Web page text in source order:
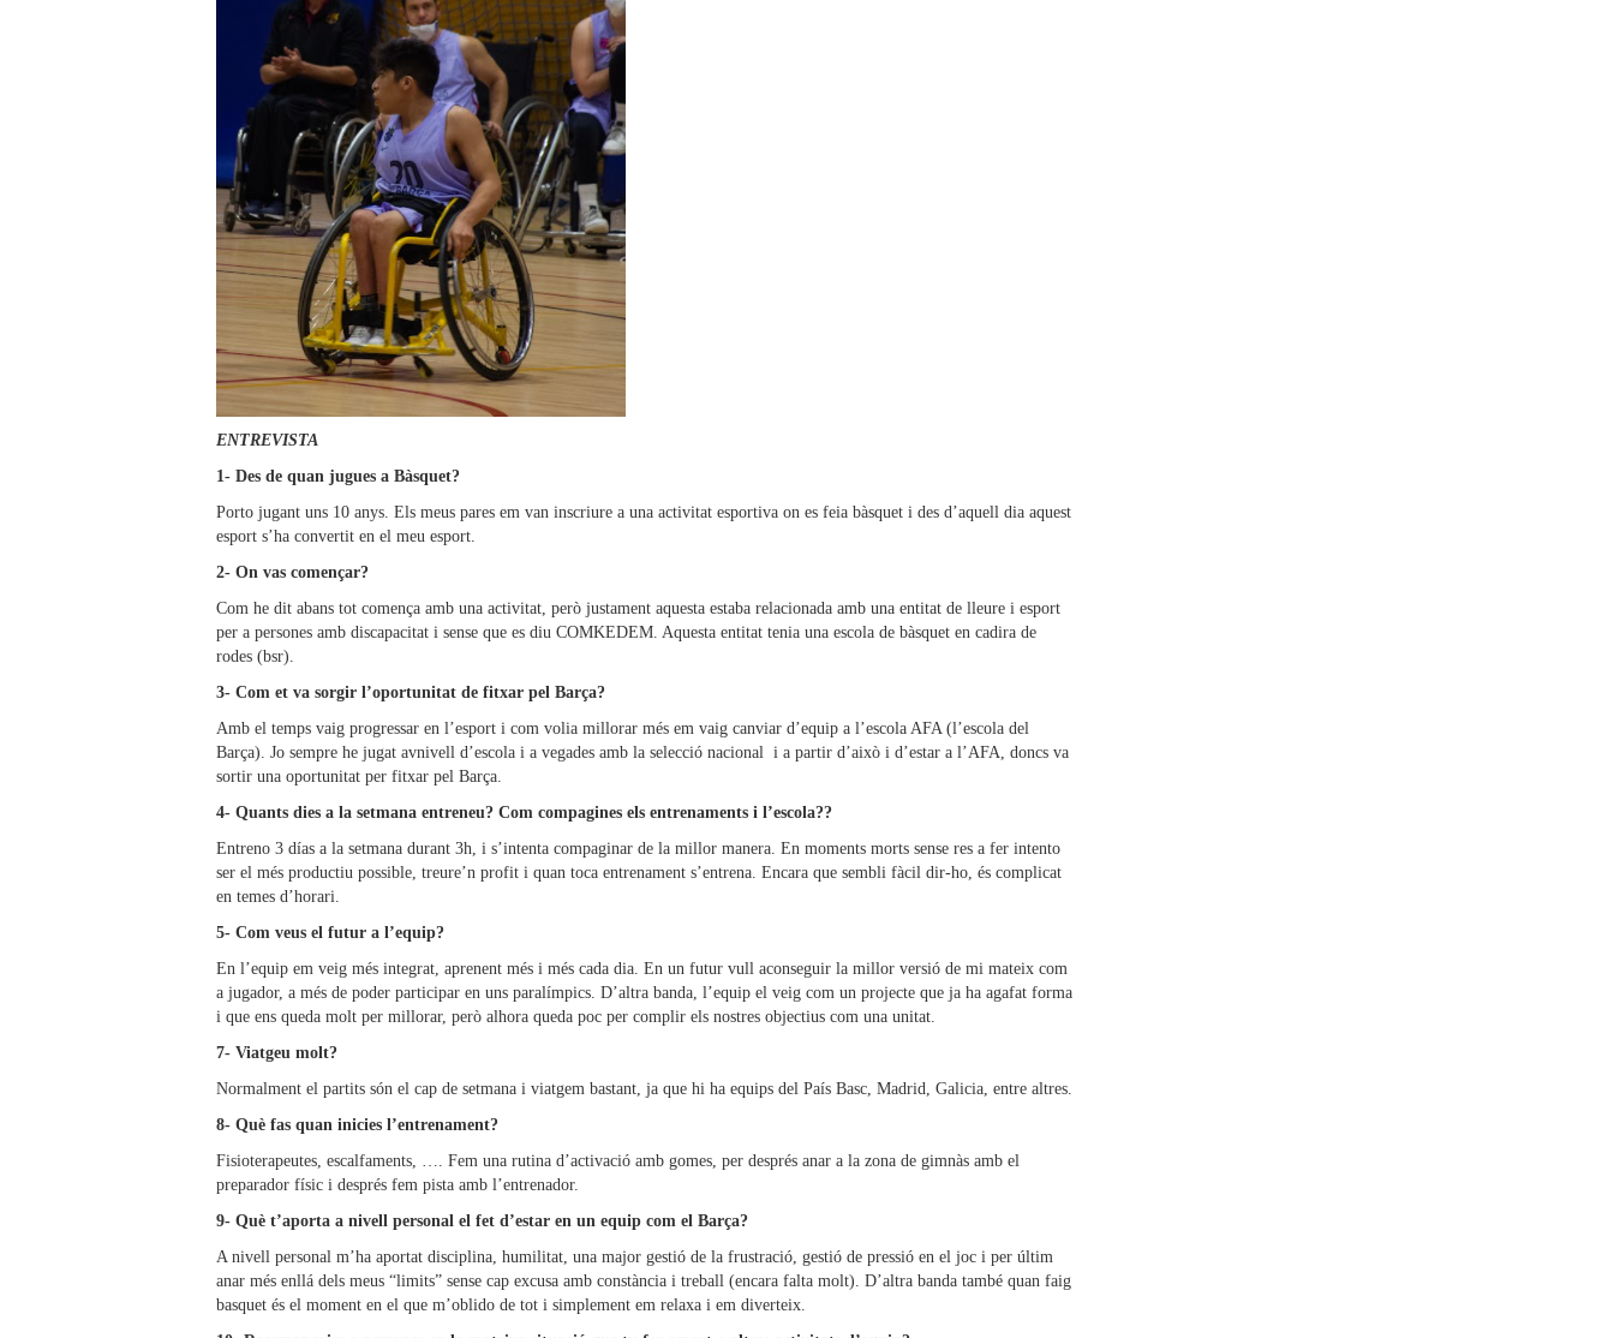
ENTREVISTA
1- Des de quan jugues a Bàsquet?
Porto jugant uns 10 anys. Els meus pares em van inscriure a una activitat esportiva on es feia bàsquet i des d’aquell dia aquest
esport s’ha convertit en el meu esport.
2- On vas començar?
Com he dit abans tot comença amb una activitat, però justament aquesta estaba relacionada amb una entitat de lleure i esport
per a persones amb discapacitat i sense que es diu COMKEDEM. Aquesta entitat tenia una escola de bàsquet en cadira de
rodes (bsr).
3- Com et va sorgir l’oportunitat de fitxar pel Barça?
Amb el temps vaig progressar en l’esport i com volia millorar més em vaig canviar d’equip a l’escola AFA (l’escola del
Barça). Jo sempre he jugat avnivell d’escola i a vegades amb la selecció nacional i a partir d’això i d’estar a l’AFA, doncs va
sortir una oportunitat per fitxar pel Barça.
4- Quants dies a la setmana entreneu? Com compagines els entrenaments i l’escola??
Entreno 3 días a la setmana durant 3h, i s’intenta compaginar de la millor manera. En moments morts sense res a fer intento
ser el més productiu possible, treure’n profit i quan toca entrenament s’entrena. Encara que sembli fàcil dir-ho, és complicat
en temes d’horari.
5- Com veus el futur a l’equip?
En l’equip em veig més integrat, aprenent més i més cada dia. En un futur vull aconseguir la millor versió de mi mateix com
a jugador, a més de poder participar en uns paralímpics. D’altra banda, l’equip el veig com un projecte que ja ha agafat forma
i que ens queda molt per millorar, però alhora queda poc per complir els nostres objectius com una unitat.
7- Viatgeu molt?
Normalment el partits són el cap de setmana i viatgem bastant, ja que hi ha equips del País Basc, Madrid, Galicia, entre altres.
8- Què fas quan inicies l’entrenament?
Fisioterapeutes, escalfaments, …. Fem una rutina d’activació amb gomes, per després anar a la zona de gimnàs amb el
preparador físic i després fem pista amb l’entrenador.
9- Què t’aporta a nivell personal el fet d’estar en un equip com el Barça?
A nivell personal m’ha aportat disciplina, humilitat, una major gestió de la frustració, gestió de pressió en el joc i per últim
anar més enllá dels meus “limits” sense cap excusa amb constància i treball (encara falta molt). D’altra banda també quan faig
basquet és el moment en el que m’oblido de tot i simplement em relaxa i em diverteix.